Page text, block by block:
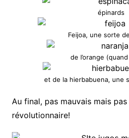
épinards
Feijoa, une sorte
de l’orange
et de la hierbabuena, une
Au final, pas mauvais mais
révolutionnaire!